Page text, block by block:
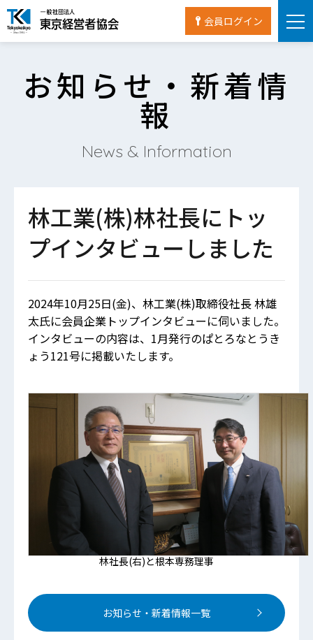
会員ログイン
お知らせ・新着情
報
News & Information
林工業(株)林社長にトッ
プインタビューしました
2024年10月25日(金)、林工業(株)取締役社長 林雄
太氏に会員企業トップインタビューに伺いました。
インタビューの内容は、1月発行のぱとろなとうき
ょう121号に掲載いたします。
林社長(右)と根本専務理事
お知らせ・新着情報一覧